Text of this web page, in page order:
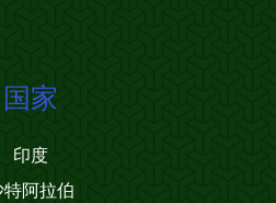
国家
印度
特阿拉伯